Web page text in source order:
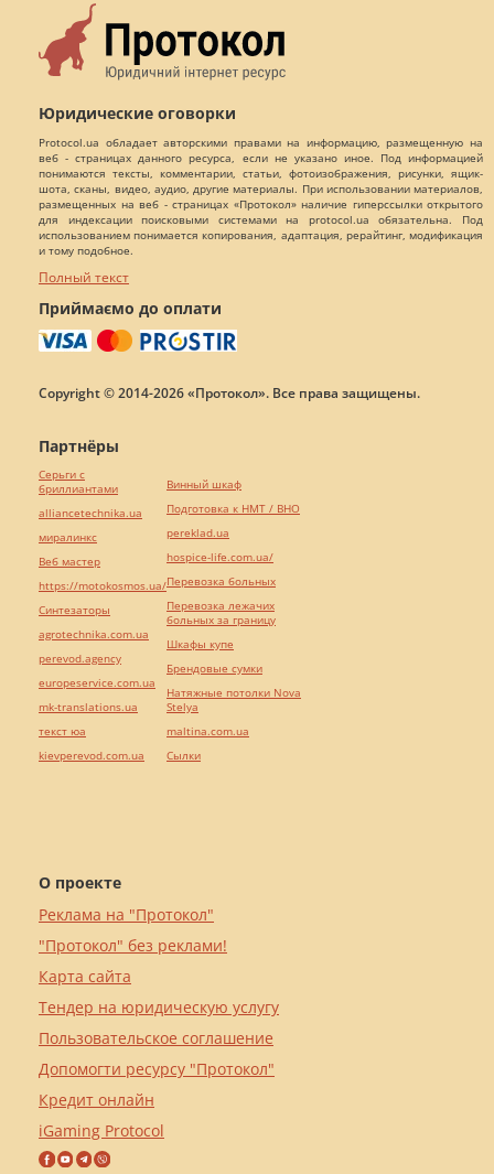
Юридические оговорки
Protocol.ua обладает авторскими правами на информацию, размещенную на
веб - страницах данного ресурса, если не указано иное. Под информацией
понимаются тексты, комментарии, статьи, фотоизображения, рисунки, ящик-
шота, сканы, видео, аудио, другие материалы. При использовании материалов,
размещенных на веб - страницах «Протокол» наличие гиперссылки открытого
для индексации поисковыми системами на protocol.ua обязательна. Под
использованием понимается копирования, адаптация, рерайтинг, модификация
и тому подобное.
Полный текст
Приймаємо до оплати
Copyright © 2014-2026 «Протокол». Все права защищены.
О проекте
Реклама на "Протокол"
"Протокол" без реклами!
Карта сайта
Тендер на юридическую услугу
Пользовательское соглашение
Допомогти ресурсу "Протокол"
Кредит онлайн
iGaming Protocol
Партнёры
Серьги с
бриллиантами
alliancetechnika.ua
миралинкс
Веб мастер
https://motokosmos.ua/
Синтезаторы
agrotechnika.com.ua
perevod.agency
europeservice.com.ua
mk-translations.ua
текст юа
kievperevod.com.ua
Винный шкаф
Подготовка к НМТ / ВНО
pereklad.ua
hospice-life.com.ua/
Перевозка больных
Перевозка лежачих
больных за границу
Шкафы купе
Брендовые сумки
Натяжные потолки Nova
Stelya
maltina.com.ua
Cылки